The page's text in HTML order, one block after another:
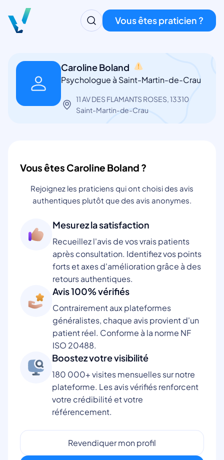
Vous êtes praticien ?
Caroline Boland
Psychologue à Saint-Martin-de-Crau
11 AV DES FLAMANTS ROSES, 13310
Saint-Martin-de-Crau
Vous êtes Caroline Boland ?
Rejoignez les praticiens qui ont choisi des avis
authentiques plutôt que des avis anonymes.
Mesurez la satisfaction
Recueillez l'avis de vos vrais patients
après consultation. Identifiez vos points
forts et axes d'amélioration grâce à des
retours authentiques.
Avis 100% vérifiés
Contrairement aux plateformes
généralistes, chaque avis provient d'un
patient réel. Conforme à la norme NF
ISO 20488.
Boostez votre visibilité
180 000+ visites mensuelles sur notre
plateforme. Les avis vérifiés renforcent
votre crédibilité et votre
référencement.
Revendiquer mon profil